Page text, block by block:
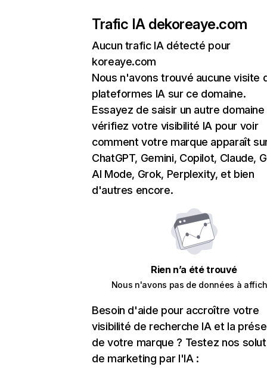
Trafic IA dekoreaye.com
Aucun trafic IA détecté pour
koreaye.com
Nous n'avons trouvé aucune visite
plateformes IA sur ce domaine.
Essayez de saisir un autre domaine
vérifiez votre visibilité IA pour voir
comment votre marque apparaît
ChatGPT, Gemini, Copilot, Claude,
AI Mode, Grok, Perplexity, et bien
d'autres encore.
Rien n’a été trouvé
Nous n'avons pas de données à
Besoin d'aide pour accroître votre
visibilité de recherche IA et la
de votre marque ? Testez nos
de marketing par l'IA :